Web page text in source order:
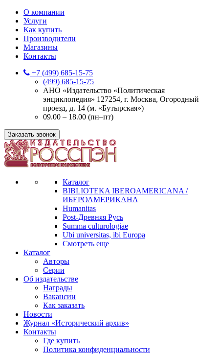
О компании
Услуги
Как купить
Производители
Магазины
Контакты
+7 (499) 685-15-75
(499) 685-15-75
АНО «Издательство «Политическая
энциклопедия» 127254, г. Москва, Огородный
проезд, д. 14 (м. «Бутырская»)
09.00 – 18.00 (пн–пт)
Заказать звонок
Каталог
BIBLIOTEKA IBEROAMERICANA /
ИБЕРОАМЕРИКАНА
Humanitas
Post-Древняя Русь
Summa culturologiae
Ubi universitas, ibi Europa
Смотреть еще
Каталог
Авторы
Серии
Об издательстве
Награды
Вакансии
Как заказать
Новости
Журнал «Исторический архив»‎
Контакты
Где купить
Политика конфиденциальности